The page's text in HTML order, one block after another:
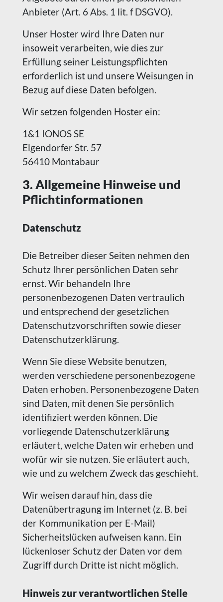
Anbieter (Art. 6 Abs. 1 lit. f DSGVO).
Unser Hoster wird Ihre Daten nur
insoweit verarbeiten, wie dies zur
Erfüllung seiner Leistungspflichten
erforderlich ist und unsere Weisungen in
Bezug auf diese Daten befolgen.
Wir setzen folgenden Hoster ein:
1&1 IONOS SE
Elgendorfer Str. 57
56410 Montabaur
3. Allgemeine Hinweise und
Pflicht­informationen
Datenschutz
Die Betreiber dieser Seiten nehmen den
Schutz Ihrer persönlichen Daten sehr
ernst. Wir behandeln Ihre
personenbezogenen Daten vertraulich
und entsprechend der gesetzlichen
Datenschutzvorschriften sowie dieser
Datenschutzerklärung.
Wenn Sie diese Website benutzen,
werden verschiedene personenbezogene
Daten erhoben. Personenbezogene Daten
sind Daten, mit denen Sie persönlich
identifiziert werden können. Die
vorliegende Datenschutzerklärung
erläutert, welche Daten wir erheben und
wofür wir sie nutzen. Sie erläutert auch,
wie und zu welchem Zweck das geschieht.
Wir weisen darauf hin, dass die
Datenübertragung im Internet (z. B. bei
der Kommunikation per E-Mail)
Sicherheitslücken aufweisen kann. Ein
lückenloser Schutz der Daten vor dem
Zugriff durch Dritte ist nicht möglich.
Hinweis zur verantwortlichen Stelle